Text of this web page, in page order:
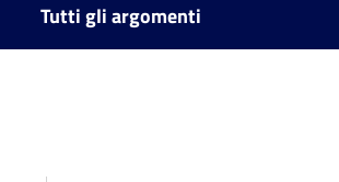
Tutti gli argomenti